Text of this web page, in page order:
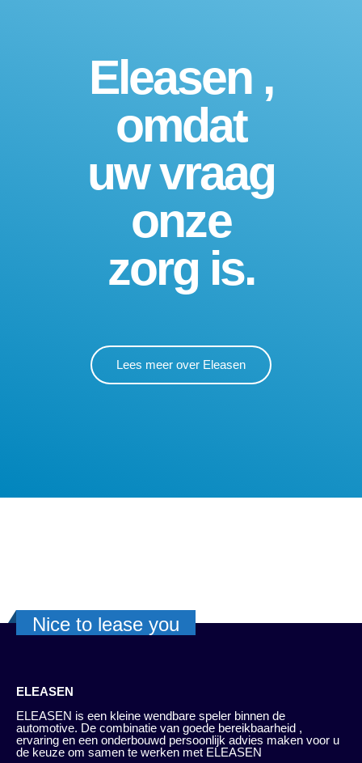
Eleasen ,
omdat
uw vraag
onze
zorg is.
Lees meer over Eleasen
Nice to lease you
ELEASEN
ELEASEN is een kleine wendbare speler binnen de
automotive. De combinatie van goede bereikbaarheid ,
ervaring en een onderbouwd persoonlijk advies maken voor u
de keuze om samen te werken met ELEASEN